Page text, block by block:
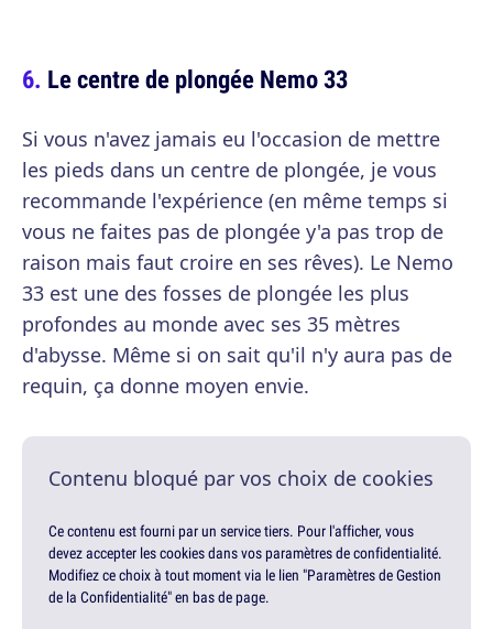
Le centre de plongée Nemo 33
Si vous n'avez jamais eu l'occasion de mettre
les pieds dans un centre de plongée, je vous
recommande l'expérience (en même temps si
vous ne faites pas de plongée y'a pas trop de
raison mais faut croire en ses rêves). Le Nemo
33 est une des fosses de plongée les plus
profondes au monde avec ses 35 mètres
d'abysse. Même si on sait qu'il n'y aura pas de
requin, ça donne moyen envie.
Contenu bloqué par vos choix de cookies
Ce contenu est fourni par un service tiers. Pour l'afficher, vous
devez accepter les cookies dans vos paramètres de confidentialité.
Modifiez ce choix à tout moment via le lien "Paramètres de Gestion
de la Confidentialité" en bas de page.